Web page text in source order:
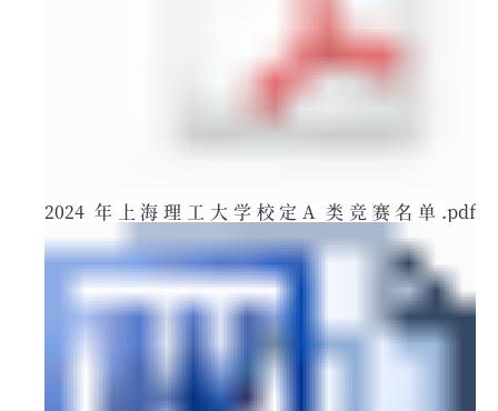
2024 年上海理工大学校定A 类竞赛名单.pdf